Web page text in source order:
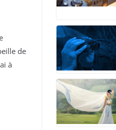
de
à